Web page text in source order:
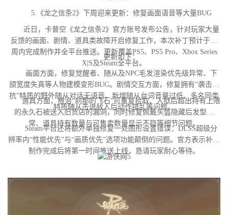
5.《龙之信条2》下周迎来更新：修复画面语音等大量BUG
近日，卡普空《龙之信条2》官方账号发布公告，针对玩家大量
反馈的画面、剧情、道具类故障开启修复工作，本次补丁预计于下
周内完成制作并全平台推送。更新覆盖PS5、PS5 Pro、Xbox Series
X|S及Steam全平台。
更新如下：
画面方面，修复觉醒者、随从及NPC毛发渲染优先级异常、下
颌宽度失真等人物建模变形BUG。剧情交互方面，修复拥有“袭击对
抗”特质的野外随从对话无语音、新增随从台词音量过低、多名同类
特质随从击退敌人后动作错乱等问题。
道具方面，根治“刹那的飞石”可重复拾取、入狱后超出持有上限
的永久石被送入旧货店的漏洞，同时修复佩戴头盔隐藏后发型异
常、道具持有数量与可售卖数量显示不符等细节问题。
Steam平台还将额外单独修复一处图形设置错误：DLSS超级分
辨率内“性能优先”与“画质优先”选项功能颠倒的问题。官方表示补丁
制作完成后将第一时间推送上线，恳请玩家耐心等待。